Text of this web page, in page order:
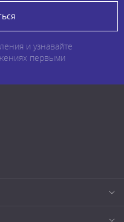
и узнавайте
первыми